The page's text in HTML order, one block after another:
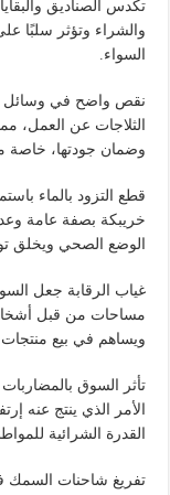
تكدس الصناديق
والشراء وتؤثر سلبًا
السواء.
نقص واضح في وسائل
الثلاجات عن العمل،
وضمان جودتها، خاصة
​قطع التزود بالماء
خريبكة بصفة عامة
الوضع الصحي ويخلق
​غياب الرقابة جعل
مساحات من قبل
ويساهم في بيع منتجات
​تأثر السوق
الأمر الذي ينتج عنه
القدرة الشرائية
​تفريغ شاحنات السمك